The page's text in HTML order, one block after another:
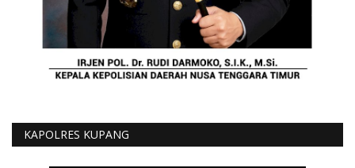
KAPOLRES KUPANG